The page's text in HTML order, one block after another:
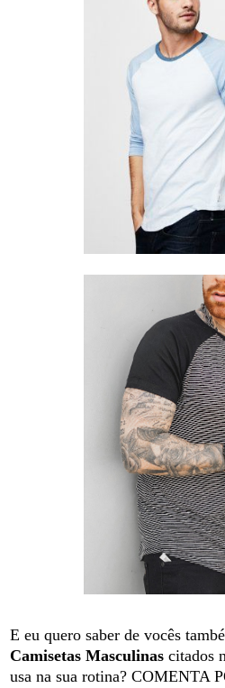
E eu quero saber de vocês
Camisetas Masculinas citados
usa na sua rotina? COMENTA